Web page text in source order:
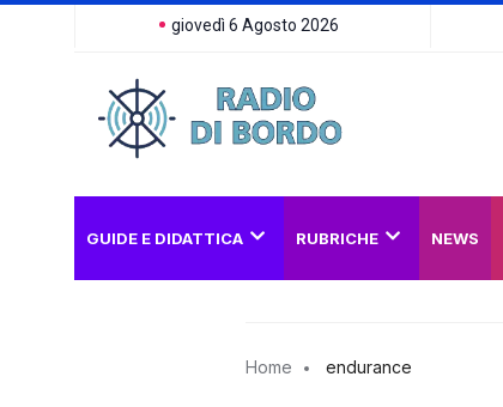
giovedì 6 Agosto 2026
GUIDE E DIDATTICA RUBRICHE NEWS
Home endurance